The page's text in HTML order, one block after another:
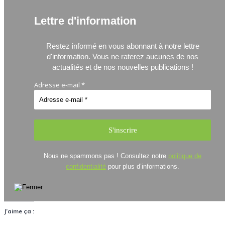
Lettre d'information
Restez informé en vous abonnant à notre lettre
d'information. Vous ne raterez aucunes de nos
actualités et de nos nouvelles publications !
Adresse e-mail *
Nous ne spammons pas ! Consultez notre politique de
confidentialité pour plus d’informations.
J’aime ça :